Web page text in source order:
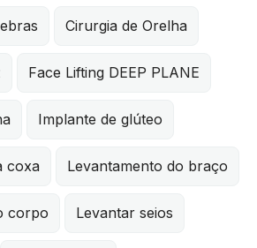
Cirurgia de Orelha
Face Lifting DEEP PLANE
Implante de glúteo
coxa Levantamento do braço
corpo Levantar seios